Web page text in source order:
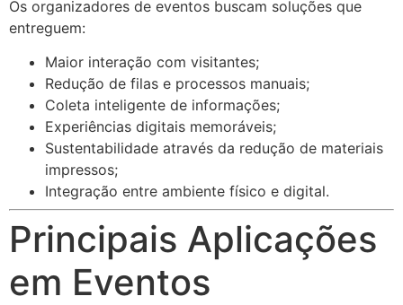
Os organizadores de eventos buscam soluções que
entreguem:
Maior interação com visitantes;
Redução de filas e processos manuais;
Coleta inteligente de informações;
Experiências digitais memoráveis;
Sustentabilidade através da redução de materiais
impressos;
Integração entre ambiente físico e digital.
Principais Aplicações
em Eventos